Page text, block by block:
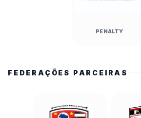
Paulo/Capital) 24 x 19 Colégio
Handebol Feminino — Etapa I:
EE Clarice De Magalhães De
Handebol Feminino — Etapa II:
PENALTY
FEDERAÇÕES PARCEIRAS